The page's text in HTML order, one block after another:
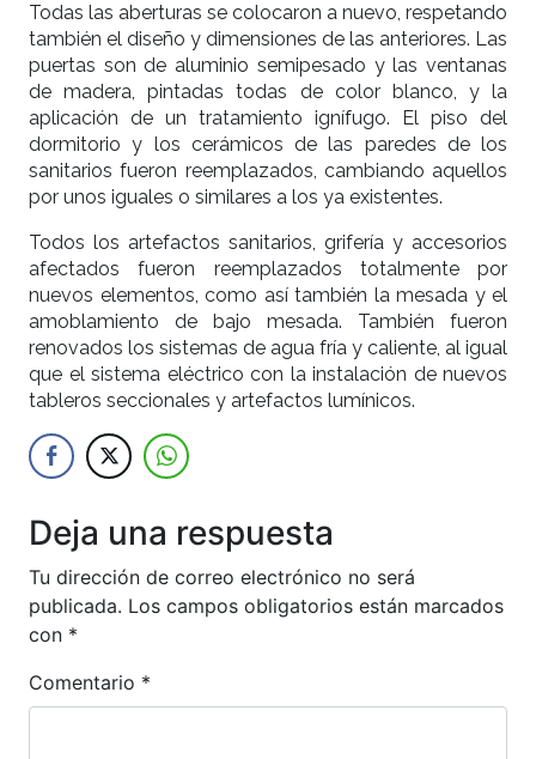
Todas las aberturas se colocaron a nuevo, respetando
también el diseño y dimensiones de las anteriores. Las
puertas son de aluminio semipesado y las ventanas
de madera, pintadas todas de color blanco, y la
aplicación de un tratamiento ignífugo. El piso del
dormitorio y los cerámicos de las paredes de los
sanitarios fueron reemplazados, cambiando aquellos
por unos iguales o similares a los ya existentes.
Todos los artefactos sanitarios, grifería y accesorios
afectados fueron reemplazados totalmente por
nuevos elementos, como así también la mesada y el
amoblamiento de bajo mesada. También fueron
renovados los sistemas de agua fría y caliente, al igual
que el sistema eléctrico con la instalación de nuevos
tableros seccionales y artefactos lumínicos.
Deja una respuesta
Tu dirección de correo electrónico no será
publicada. Los campos obligatorios están marcados
con *
Comentario *